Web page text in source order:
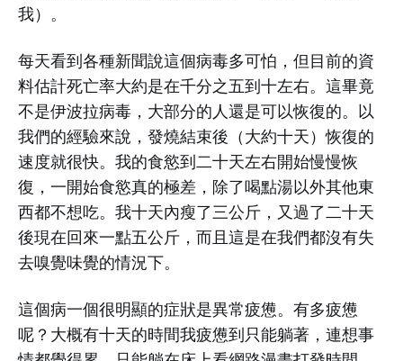
我）。
每天看到各種新聞說這個病毒多可怕，但目前的資
料估計死亡率大約是在千分之五到十左右。這畢竟
不是伊波拉病毒，大部分的人還是可以恢復的。以
我們的經驗來說，發燒結束後（大約十天）恢復的
速度就很快。我的食慾到二十天左右開始慢慢恢
復，一開始食慾真的極差，除了喝點湯以外其他東
西都不想吃。我十天內瘦了三公斤，又過了二十天
後現在回來一點五公斤，而且這是在我們都沒有失
去嗅覺味覺的情況下。
這個病一個很明顯的症狀是異常疲憊。有多疲憊
呢？大概有十天的時間我疲憊到只能躺著，連想事